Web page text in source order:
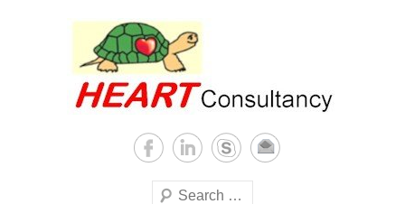
Sterilization of medical
supplies
world
Search